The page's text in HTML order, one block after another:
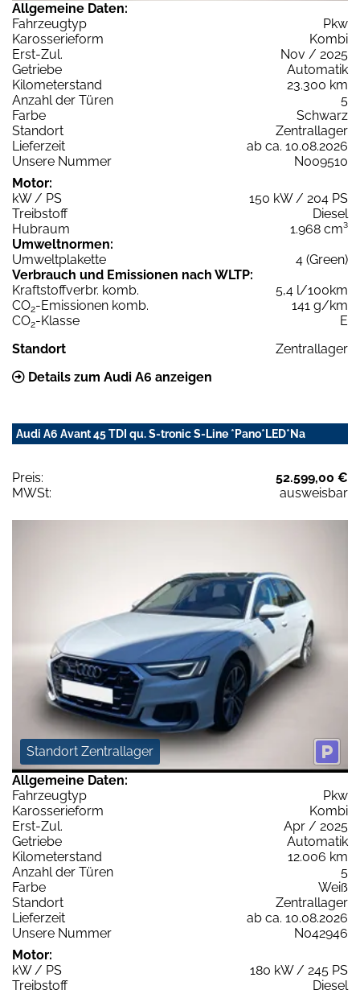
Allgemeine Daten:
Fahrzeugtyp
Pkw
Karosserieform
Kombi
Erst-Zul.
Nov / 2025
Getriebe
Automatik
Kilometerstand
23.300 km
Anzahl der Türen
5
Farbe
Schwarz
Standort
Zentrallager
Lieferzeit
ab ca. 10.08.2026
Unsere Nummer
N009510
Motor:
kW / PS
150 kW / 204 PS
Treibstoff
Diesel
Hubraum
1.968 cm³
Umweltnormen:
Umweltplakette
4 (Green)
Verbrauch und Emissionen nach WLTP:
Kraftstoffverbr. komb.
5,4 l/100km
CO2-Emissionen komb.
141 g/km
CO2-Klasse
E
Standort
Zentrallager
Details zum Audi A6 anzeigen
Audi A6 Avant 45 TDI qu. S-tronic S-Line *Pano*LED*Na
Preis:
52.599,00 €
MWSt:
ausweisbar
Standort Zentrallager
Allgemeine Daten:
Fahrzeugtyp
Pkw
Karosserieform
Kombi
Erst-Zul.
Apr / 2025
Getriebe
Automatik
Kilometerstand
12.006 km
Anzahl der Türen
5
Farbe
Weiß
Standort
Zentrallager
Lieferzeit
ab ca. 10.08.2026
Unsere Nummer
N042946
Motor:
kW / PS
180 kW / 245 PS
Treibstoff
Diesel